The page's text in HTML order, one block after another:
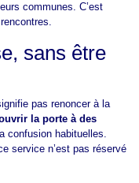
communes. C’est
sans être
pas renoncer à la
la porte à des
confusion habituelles.
service n’est pas réservé